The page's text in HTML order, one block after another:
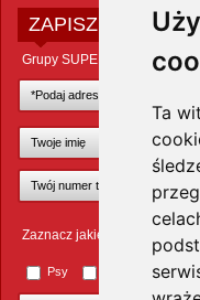
Ta
ZAPISZ SIĘ DO
Grupy SUPER ZOO POLAND
Zaznacz jakie zwierzęta Cię
Psy Małe